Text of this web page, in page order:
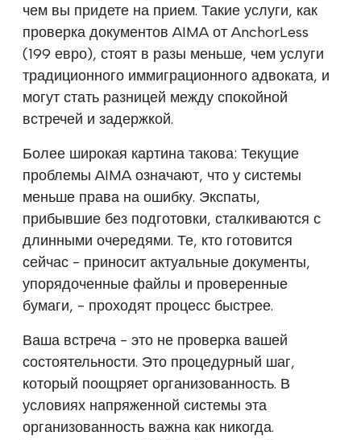
чем вы придете на прием. Такие услуги, как
проверка документов AIMA от AnchorLess
(199 евро), стоят в разы меньше, чем услуги
традиционного иммиграционного адвоката, и
могут стать разницей между спокойной
встречей и задержкой.
Более широкая картина такова: Текущие
проблемы AIMA означают, что у системы
меньше права на ошибку. Экспаты,
прибывшие без подготовки, сталкиваются с
длинными очередями. Те, кто готовится
сейчас - приносит актуальные документы,
упорядоченные файлы и проверенные
бумаги, - проходят процесс быстрее.
Ваша встреча - это не проверка вашей
состоятельности. Это процедурный шаг,
который поощряет организованность. В
условиях напряженной системы эта
организованность важна как никогда.